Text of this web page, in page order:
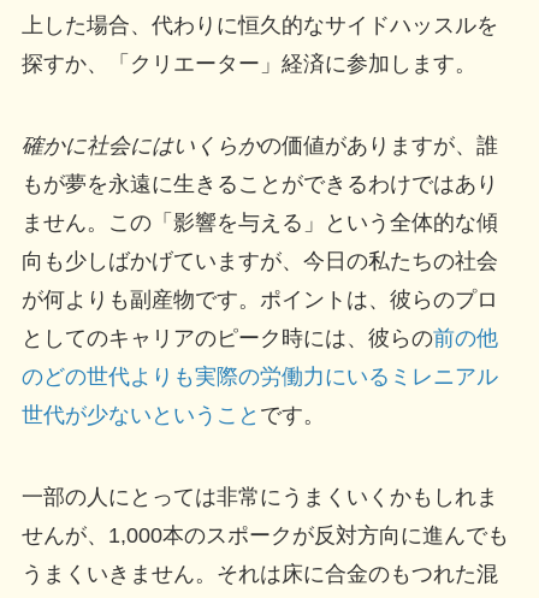
上した場合、代わりに恒久的なサイドハッスルを
探すか、「クリエーター」経済に参加します。
確かに社会にはいくらかの価値がありますが、誰
もが夢を永遠に生きることができるわけではあり
ません。この「影響を与える」という全体的な傾
向も少しばかげていますが、今日の私たちの社会
が何よりも副産物です。ポイントは、彼らのプロ
としてのキャリアのピーク時には、彼らの前の他
のどの世代よりも実際の労働力にいるミレニアル
世代が少ないということ です。
一部の人にとっては非常にうまくいくかもしれま
せんが、1,000本のスポークが反対方向に進んでも
うまくいきません。それは床に合金のもつれた混